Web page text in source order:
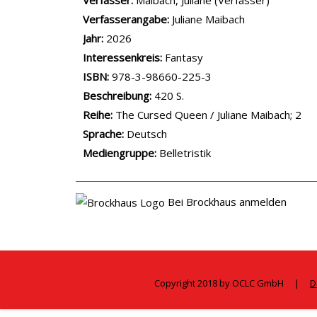
Verfasserangabe: Juliane Maibach
Jahr: 2026
opens in new tab
Diesen Link in neuem Tab öffnen
Suche nach dieser Systematik
Interessenkreis: Suche nach diesem
Fantasy
ISBN: 978-3-98660-225-3
Beschreibung: 420 S.
Reihe: The Cursed Queen / Juliane Maibach; 2
Suche nach dieser Beteiligten Person
Sprache: Deutsch
Mediengruppe: Belletristik
Bei Brockhaus anmelden
Copyright 2018 by OCLC GmbH |